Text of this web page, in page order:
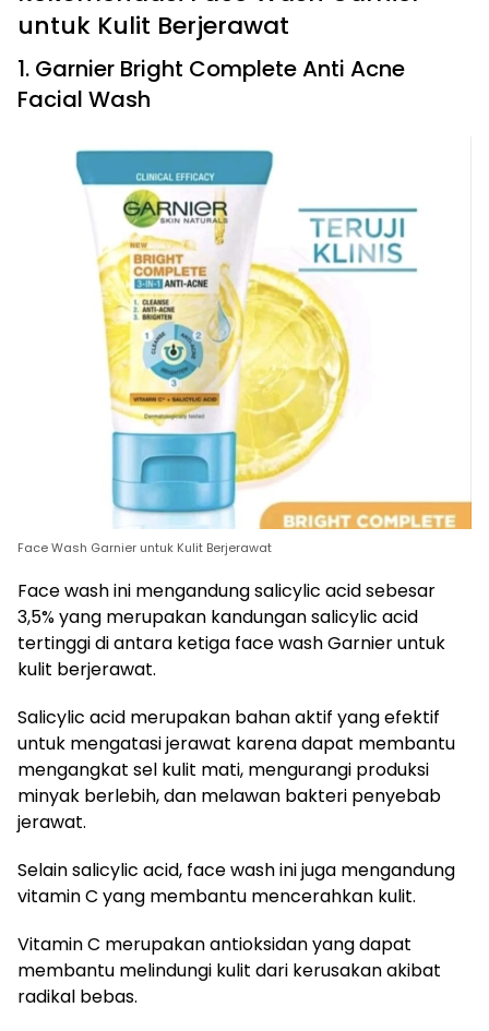
untuk Kulit Berjerawat
1. Garnier Bright Complete Anti Acne
Facial Wash
Face Wash Garnier untuk Kulit Berjerawat
Face wash ini mengandung salicylic acid sebesar
3,5% yang merupakan kandungan salicylic acid
tertinggi di antara ketiga face wash Garnier untuk
kulit berjerawat.
Salicylic acid merupakan bahan aktif yang efektif
untuk mengatasi jerawat karena dapat membantu
mengangkat sel kulit mati, mengurangi produksi
minyak berlebih, dan melawan bakteri penyebab
jerawat.
Selain salicylic acid, face wash ini juga mengandung
vitamin C yang membantu mencerahkan kulit.
Vitamin C merupakan antioksidan yang dapat
membantu melindungi kulit dari kerusakan akibat
radikal bebas.